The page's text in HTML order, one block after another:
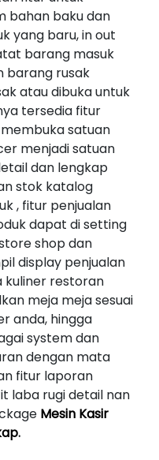
bahan baku dan
yang baru, in out
barang masuk
barang rusak
atau dibuka untuk
tersedia fitur
satuan
menjadi satuan
dan lengkap
stok katalog
, fitur penjualan
dapat di setting
shop dan
display penjualan
kuliner restoran
meja meja sesuai
anda, hingga
system dan
dengan mata
fitur laporan
laba rugi detail nan
Mesin Kasir
.